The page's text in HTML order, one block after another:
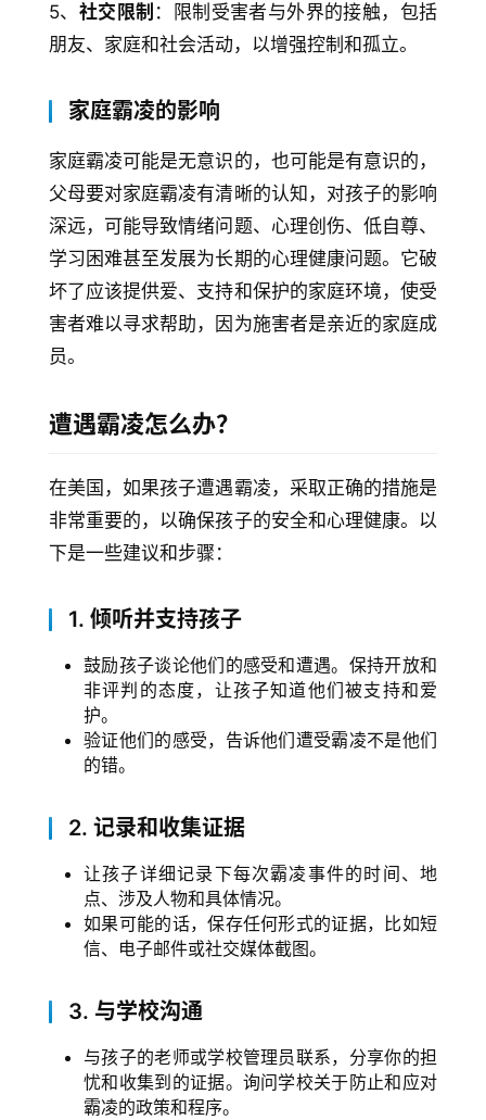
登录 注册
5、 社交限制 ：限制受害者与外界的接触，包括
朋友、家庭和社会活动，以增强控制和孤立。
家庭霸凌的影响
家庭霸凌可能是无意识的，也可能是有意识的，
父母要对家庭霸凌有清晰的认知，对孩子的影响
深远，可能导致情绪问题、心理创伤、低自尊、
学习困难甚至发展为长期的心理健康问题。它破
坏了应该提供爱、支持和保护的家庭环境，使受
害者难以寻求帮助，因为施害者是亲近的家庭成
员。
遭遇霸凌怎么办？
在美国，如果孩子遭遇霸凌，采取正确的措施是
非常重要的，以确保孩子的安全和心理健康。以
下是一些建议和步骤：
1. 倾听并支持孩子
鼓励孩子谈论他们的感受和遭遇。保持开放和
非评判的态度，让孩子知道他们被支持和爱
护。
验证他们的感受，告诉他们遭受霸凌不是他们
的错。
2. 记录和收集证据
让孩子详细记录下每次霸凌事件的时间、地
点、涉及人物和具体情况。
如果可能的话，保存任何形式的证据，比如短
信、电子邮件或社交媒体截图。
3. 与学校沟通
与孩子的老师或学校管理员联系，分享你的担
忧和收集到的证据。询问学校关于防止和应对
霸凌的政策和程序。